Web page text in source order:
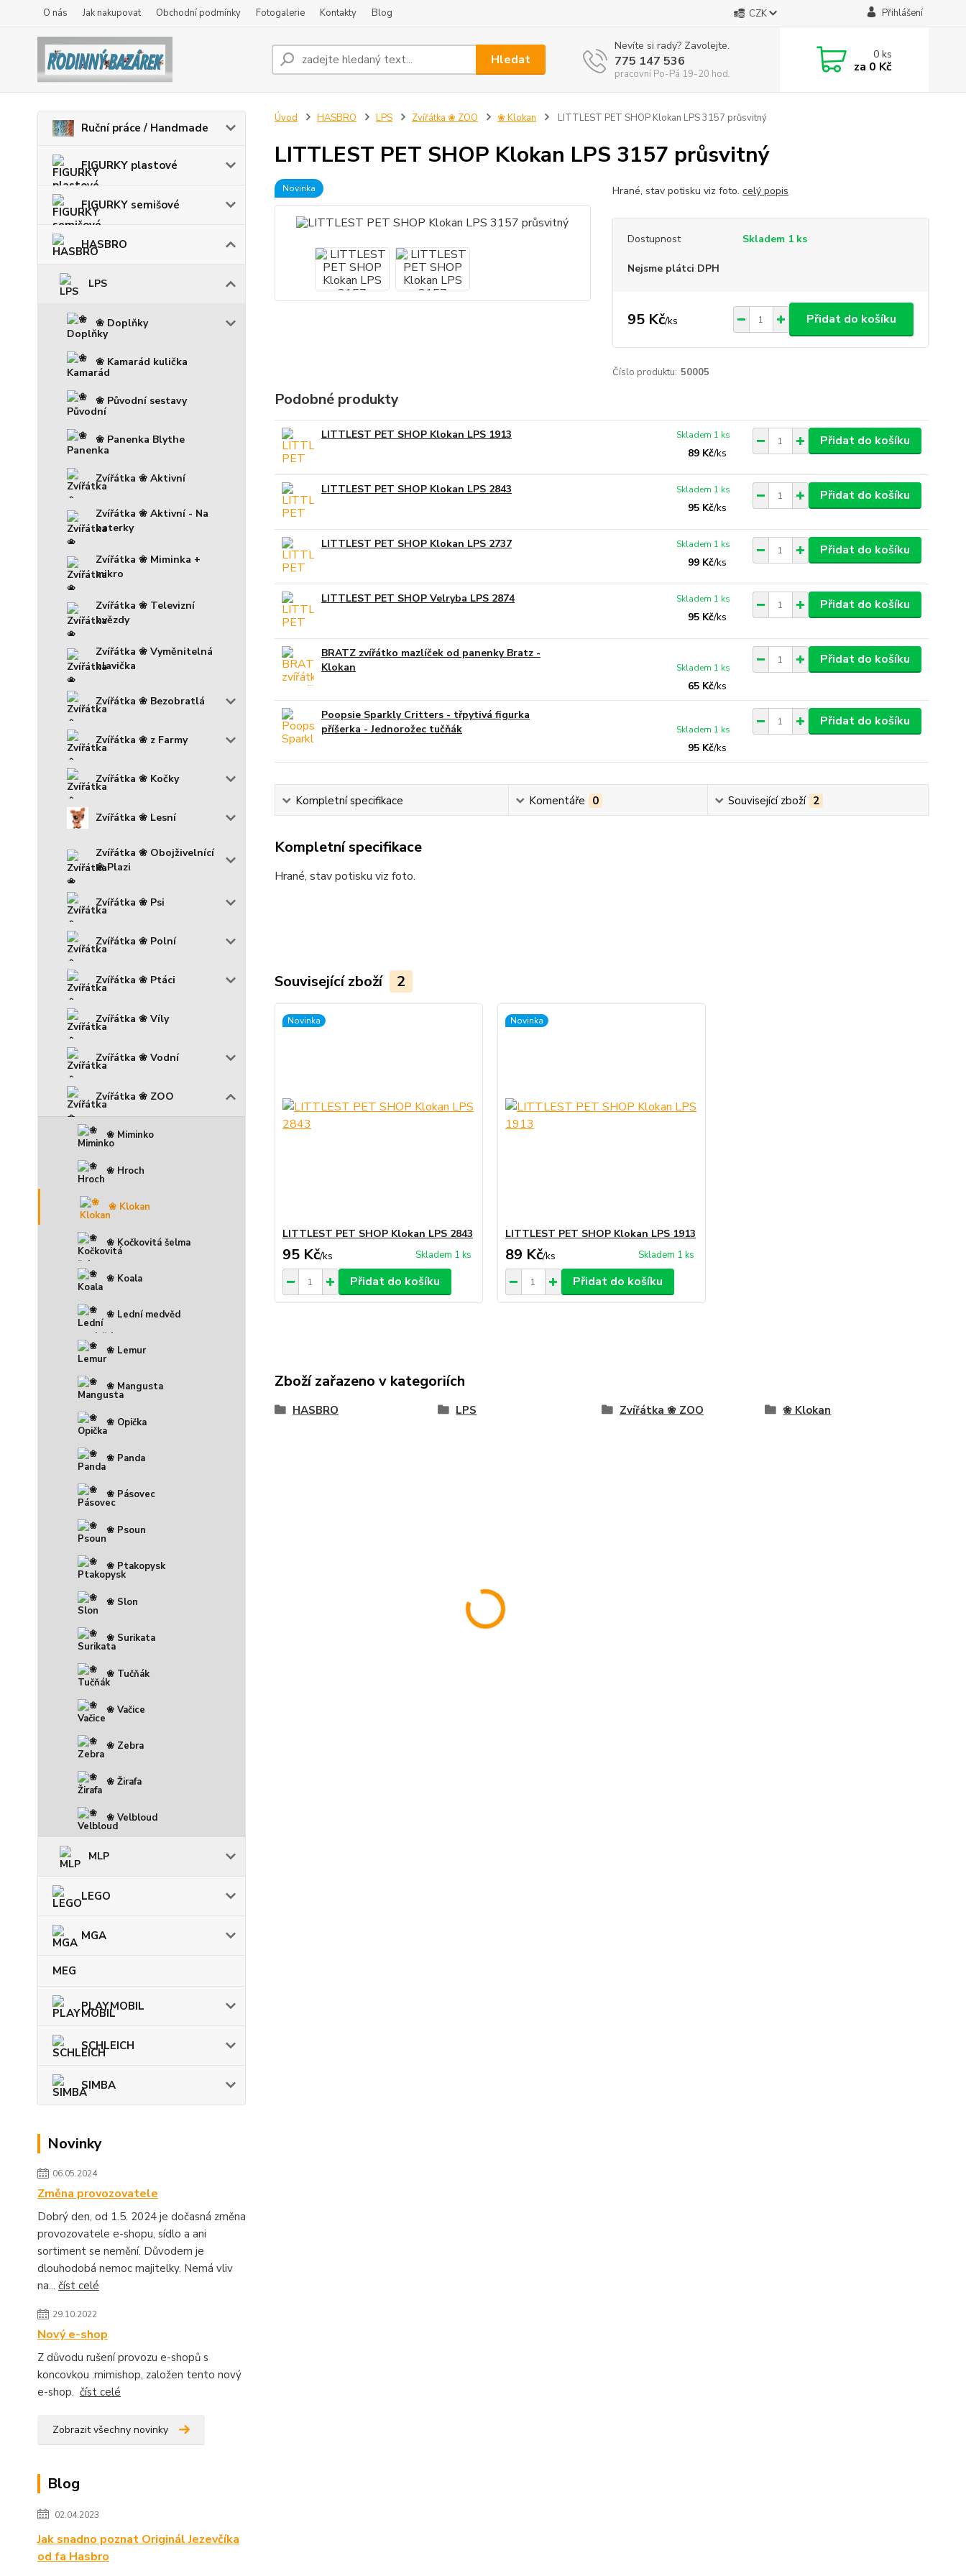
O nás Jak nakupovat Obchodní podmínky Fotogalerie Kontakty Blog CZK Přihlášení
Hledat
Nevíte si rady? Zavolejte.
775 147 536
pracovní Po-Pá 19-20 hod.
0ks
za 0 Kč
Ruční práce / Handmade
FIGURKY plastové
FIGURKY semišové
HASBRO
LPS
❀ Doplňky
❀ Kamarád kulička
❀ Původní sestavy
❀ Panenka Blythe
Zvířátka ❀ Aktivní
Zvířátka ❀ Aktivní - Na
baterky
Zvířátka ❀ Miminka +
mikro
Zvířátka ❀ Televizní
hvězdy
Zvířátka ❀ Vyměnitelná
hlavička
Zvířátka ❀ Bezobratlá
Zvířátka ❀ z Farmy
Zvířátka ❀ Kočky
Zvířátka ❀ Lesní
Zvířátka ❀ Obojživelnící
❀ Plazi
Zvířátka ❀ Psi
Zvířátka ❀ Polní
Zvířátka ❀ Ptáci
Zvířátka ❀ Víly
Zvířátka ❀ Vodní
Zvířátka ❀ ZOO
❀ Miminko
❀ Hroch
❀ Klokan
❀ Kočkovitá šelma
❀ Koala
❀ Lední medvěd
❀ Lemur
❀ Mangusta
❀ Opička
❀ Panda
❀ Pásovec
❀ Psoun
❀ Ptakopysk
❀ Slon
❀ Surikata
❀ Tučňák
❀ Vačice
❀ Zebra
❀ Žirafa
❀ Velbloud
MLP
LEGO
MGA
MEG
PLAYMOBIL
SCHLEICH
SIMBA
Novinky
06.05.2024
Změna provozovatele
Dobrý den, od 1.5. 2024 je dočasná změna
provozovatele e-shopu, sídlo a ani
sortiment se nemění. Důvodem je
dlouhodobá nemoc majitelky. Nemá vliv
na... číst celé
29.10.2022
Nový e-shop
Z důvodu rušení provozu e-shopů s
koncovkou .mimishop, založen tento nový
e-shop. číst celé
Zobrazit všechny novinky
Blog
02.04.2023
Jak snadno poznat Originál Jezevčíka
od fa Hasbro
Úvod HASBRO LPS Zvířátka ❀ ZOO ❀ Klokan LITTLEST PET SHOP Klokan LPS 3157 průsvitný
LITTLEST PET SHOP Klokan LPS 3157 průsvitný
Novinka Hrané, stav potisku viz foto. celý popis
Dostupnost Skladem 1 ks
Nejsme plátci DPH
95 Kč/ks Přidat do košíku
Číslo produktu: 50005
Podobné produkty
LITTLEST PET SHOP Klokan LPS 1913
89 Kč/ks
Skladem 1 ks Přidat do košíku
LITTLEST PET SHOP Klokan LPS 2843
95 Kč/ks
Skladem 1 ks Přidat do košíku
LITTLEST PET SHOP Klokan LPS 2737
99 Kč/ks
Skladem 1 ks Přidat do košíku
LITTLEST PET SHOP Velryba LPS 2874
95 Kč/ks
Skladem 1 ks Přidat do košíku
BRATZ zvířátko mazlíček od panenky Bratz -
Klokan
65 Kč/ks
Skladem 1 ks
Přidat do košíku
Poopsie Sparkly Critters - třpytivá figurka
příšerka - Jednorožec tučňák
95 Kč/ks
Skladem 1 ks
Přidat do košíku
Kompletní specifikace Komentáře 0 Související zboží 2
Kompletní specifikace
Hrané, stav potisku viz foto.
Související zboží 2
Novinka
LITTLEST PET SHOP Klokan LPS 2843
95 Kč/ks Skladem 1 ks
Přidat do košíku
Novinka
LITTLEST PET SHOP Klokan LPS 1913
89 Kč/ks Skladem 1 ks
Přidat do košíku
Zboží zařazeno v kategoriích
HASBRO LPS Zvířátka ❀ ZOO ❀ Klokan